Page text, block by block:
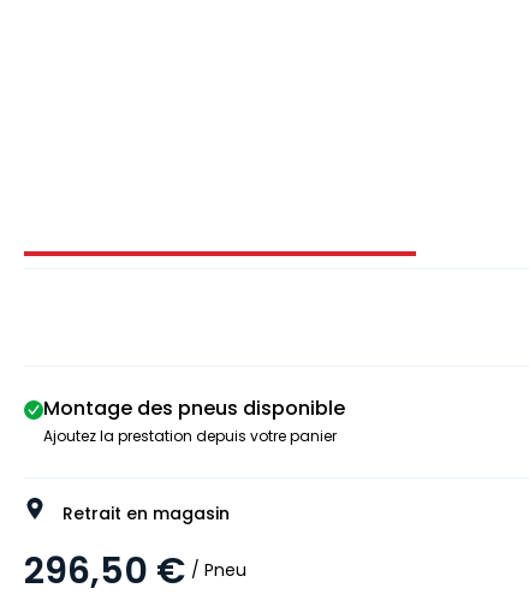
Image 1 sur 4
Montage des pneus disponible
Ajoutez la prestation depuis votre panier
Retrait en magasin
296,50 € / Pneu